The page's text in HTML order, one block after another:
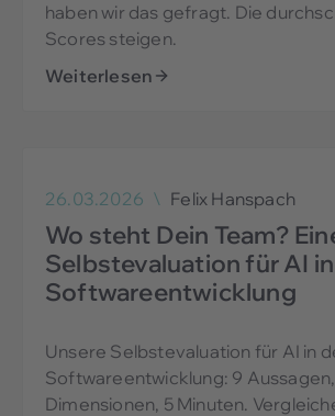
haben wir das gefragt. Die
Scores steigen.
Weiterlesen
26.03.2026 \ Felix Hanspach
Wo steht Dein Team?
Selbstevaluation für AI
Softwareentwicklung
Unsere Selbstevaluation für AI in
Softwareentwicklung: 9
Dimensionen, 5 Minuten.